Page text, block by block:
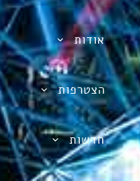
אודות
הצטרפות
חדשות